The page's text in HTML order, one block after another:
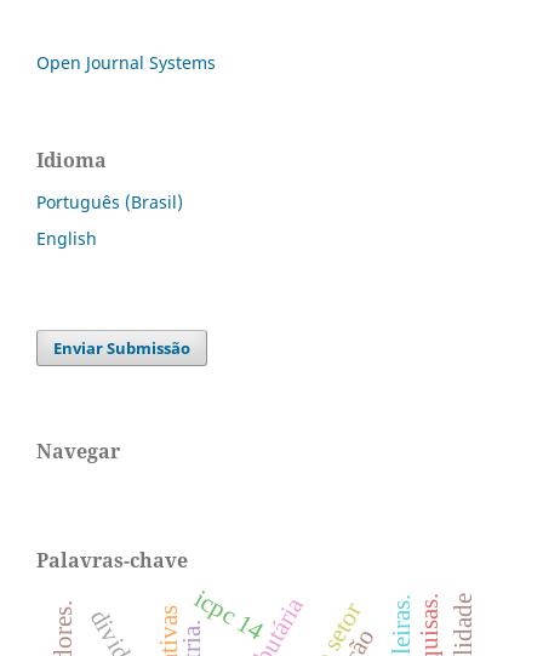
Open Journal Systems
Idioma
Português (Brasil)
English
Enviar Submissão
Navegar
Palavras-chave
icpc 14